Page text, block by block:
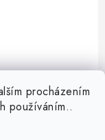
procházením
používáním..